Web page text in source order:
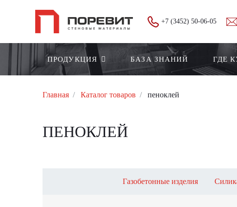
+7 (3452) 50-06-05
ПРОДУКЦИЯ БАЗА ЗНАНИЙ ГДЕ
Главная Каталог товаров пеноклей
ПЕНОКЛЕЙ
Газобетонные изделия